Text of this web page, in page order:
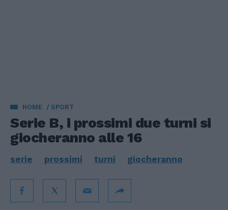
HOME SPORT
Serie B, i prossimi due turni si
giocheranno alle 16
serie prossimi turni giocheranno